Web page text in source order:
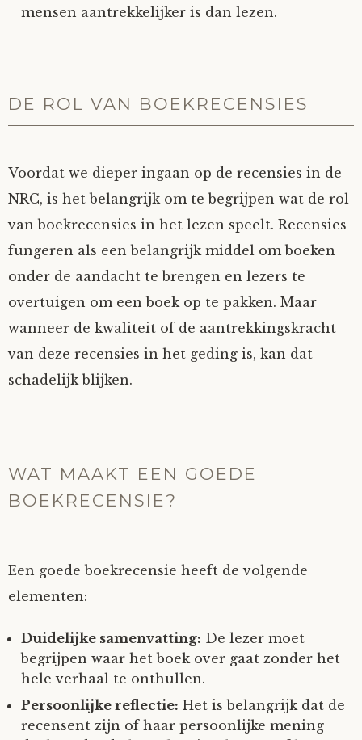
mensen aantrekkelijker is dan lezen.
DE ROL VAN BOEKRECENSIES
Voordat we dieper ingaan op de recensies in de
NRC, is het belangrijk om te begrijpen wat de rol
van boekrecensies in het lezen speelt. Recensies
fungeren als een belangrijk middel om boeken
onder de aandacht te brengen en lezers te
overtuigen om een boek op te pakken. Maar
wanneer de kwaliteit of de aantrekkingskracht
van deze recensies in het geding is, kan dat
schadelijk blijken.
WAT MAAKT EEN GOEDE
BOEKRECENSIE?
Een goede boekrecensie heeft de volgende
elementen:
Duidelijke samenvatting: De lezer moet
begrijpen waar het boek over gaat zonder het
hele verhaal te onthullen.
Persoonlijke reflectie: Het is belangrijk dat de
recensent zijn of haar persoonlijke mening